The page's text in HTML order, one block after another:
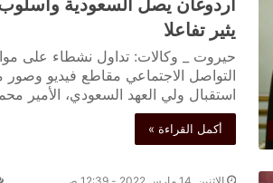
اردوغان يصل السعودية وأسلوب
يثير تفاعلا
حيروت _ وكالات: تداول نشطاء على
التواصل الاجتماعي مقاطع فيديو وصور
استقبال ولي العهد السعودي، الأمير
أكمل القراءة »